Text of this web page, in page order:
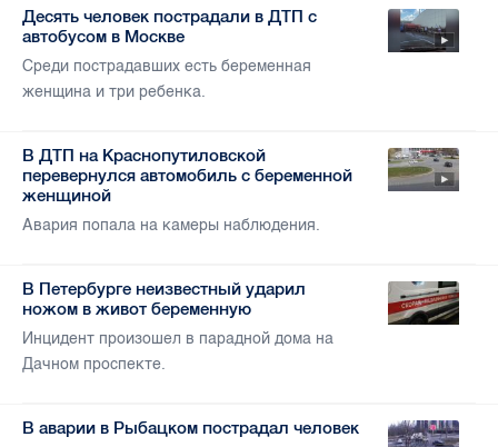
Десять человек пострадали в ДТП с
автобусом в Москве
Среди пострадавших есть беременная
женщина и три ребенка.
В ДТП на Краснопутиловской
перевернулся автомобиль с беременной
женщиной
Авария попала на камеры наблюдения.
В Петербурге неизвестный ударил
ножом в живот беременную
Инцидент произошел в парадной дома на
Дачном проспекте.
В аварии в Рыбацком пострадал человек